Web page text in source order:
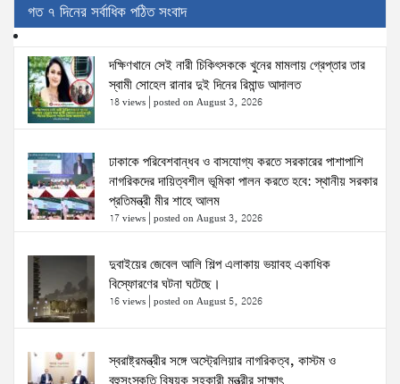
গত ৭ দিনের সর্বাধিক পঠিত সংবাদ
দক্ষিণখানে সেই নারী চিকিৎসককে খুনের মামলায় গ্রেপ্তার তার
স্বামী সোহেল রানার দুই দিনের রিমান্ড আদালত
18 views posted on August 3, 2026
ঢাকাকে পরিবেশবান্ধব ও বাসযোগ্য করতে সরকারের পাশাপাশি
নাগরিকদের দায়িত্বশীল ভূমিকা পালন করতে হবে: স্থানীয় সরকার
প্রতিমন্ত্রী মীর শাহে আলম
17 views posted on August 3, 2026
দুবাইয়ের জেবেল আলি শিল্প এলাকায় ভয়াবহ একাধিক
বিস্ফোরণের ঘটনা ঘটেছে।
16 views posted on August 5, 2026
স্বরাষ্ট্রমন্ত্রীর সঙ্গে অস্ট্রেলিয়ার নাগরিকত্ব, কাস্টম ও